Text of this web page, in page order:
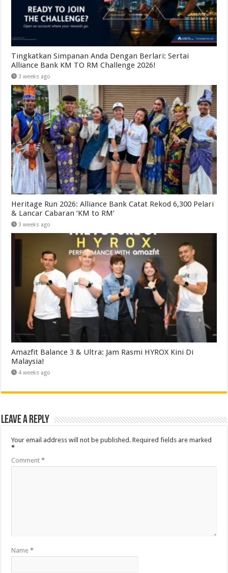
Tingkatkan Simpanan Anda Dengan Berlari: Sertai
Alliance Bank KM TO RM Challenge 2026!
3 weeks ago
Heritage Run 2026: Alliance Bank Catat Rekod 6,300 Pelari
& Lancar Cabaran ‘KM to RM’
3 weeks ago
Amazfit Balance 3 & Ultra: Jam Rasmi HYROX Kini Di
Malaysia!
4 weeks ago
Leave a Reply
Your email address will not be published. Required fields are marked
*
Comment*
Name*